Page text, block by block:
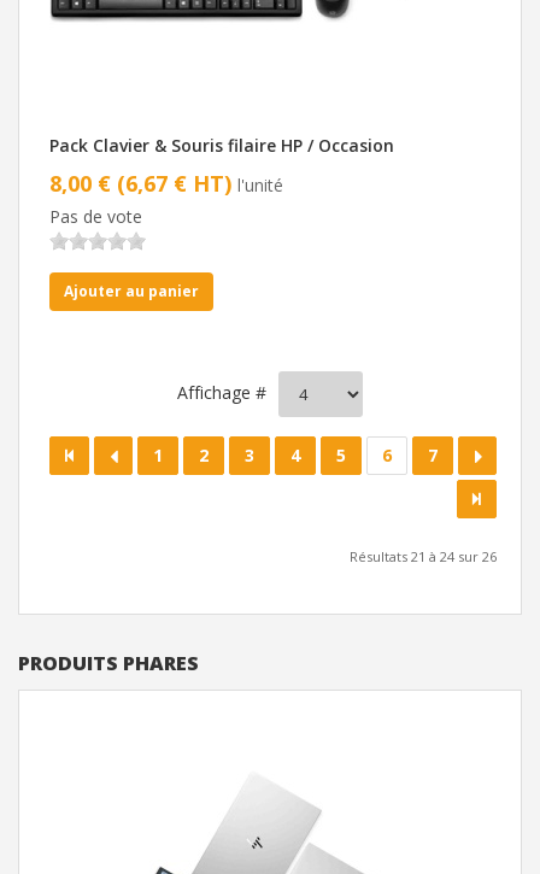
PRODUITS PHARES
Pack Clavier & Souris filaire HP / Occasion
8,00 € (6,67 € HT) l'unité
Pas de vote
Ajouter au panier
Affichage #
1 2 3 4 5 6 7
Résultats 21 à 24 sur 26